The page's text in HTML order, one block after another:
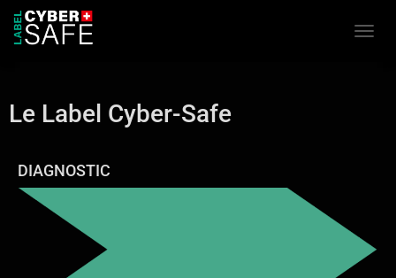
Le Label Cyber-Safe
DIAGNOSTIC